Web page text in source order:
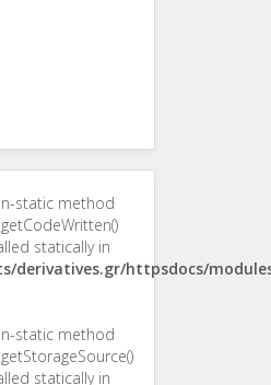
static method
statically in
derivatives.gr/httpsdocs/
static method
statically in